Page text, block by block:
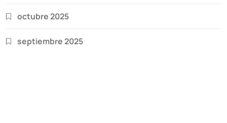
octubre 2025
septiembre 2025